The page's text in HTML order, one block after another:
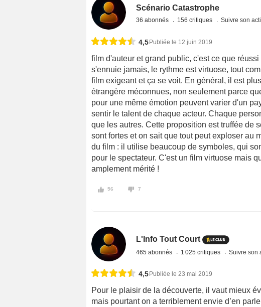
Scénario Catastrophe
36 abonnés 156 critiques Suivre son
4,5Publiée le 12 juin 2019
film d'auteur et grand public, c'est ce que
s'ennuie jamais, le rythme est virtuose, tout
film exigeant et ça se voit. En général, il est
étrangère méconnues, non seulement parce
pour une même émotion peuvent varier d'un
sentir le talent de chaque acteur. Chaque
que les autres. Cette proposition est truffée de
sont fortes et on sait que tout peut exploser au
du film : il utilise beaucoup de symboles, qui
pour le spectateur. C'est un film virtuose mais
amplement mérité !
56 7
L'Info Tout Court
465 abonnés 1 025 critiques Suivre son
4,5Publiée le 23 mai 2019
Pour le plaisir de la découverte, il vaut mieux
mais pourtant on a terriblement envie d’en